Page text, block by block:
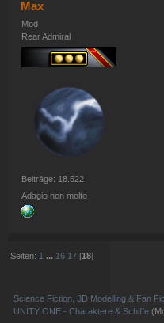
Max
Mod
Rear Admiral
Beiträge: 18.522
Adagio non molto
Seiten: 1 ... 16 17 [18]
Science Fiction, 3D Modelling & Fan
UNITY ONE - Charaktere & Schiffe